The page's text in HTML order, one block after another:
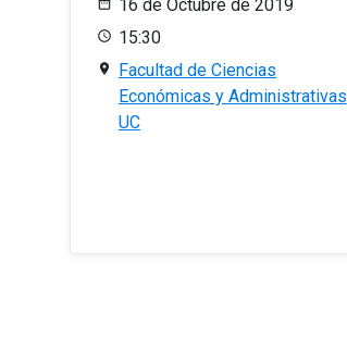
16 de Octubre de 2019
15:30
Facultad de Ciencias
Económicas y Administrativas
UC